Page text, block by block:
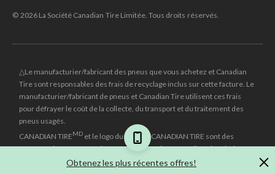
Obtenez les plus récentes offres!
© 2026 La Société Canadian Tire Limitée. Tous droits réservés.
△Le manufacturier/fabricant des pneus que vous achetez et Canadian
Tire sont responsables des frais de recyclage inclus sur cette facture. Le
manufacturier/fabricant de pneus et Canadian Tire utilisent ces frais
pour défrayer le coût de la collecte, du transport et du traitement des
pneus usagés.
CANADIAN TIREMD et le logo du triangle CANADIAN TIRE sont des
marques de commerce déposées de la Société Canadian Tire Limitée.